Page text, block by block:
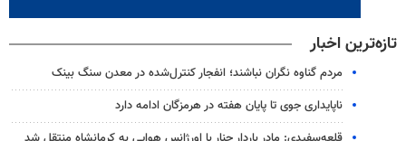
تازه‌ترین اخبار
مردم گناوه نگران نباشند؛ انفجار کنترل‌شده در معدن سنگ بینک
ناپایداری جوی تا پایان هفته در هرمزگان ادامه دارد